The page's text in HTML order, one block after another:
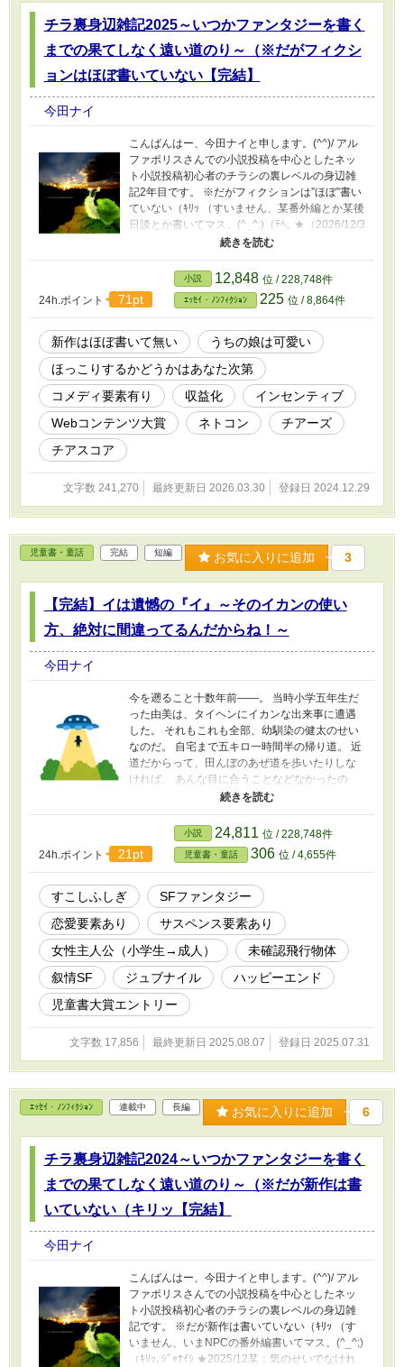
話投稿で完結済みです。ご愛顧ありがとうござ
いました。(-人-) 表紙絵は荒川図像さんよりお借
りしました。(-人-) https://x.com/Arkw_image
No.42『光』 ※作風が古いです。長タイトルか
がある話には＊を付けてあります。宜しくご検
討ください。 ------------------ 旧題『双竜町の寒空
に飛龍の長鳴きが聞こえる～金の飛龍には王子
様、銀の飛龍にはお姫様～』40枚（16000字）
2006/2 PNイマダ名義 某小説投稿サイトにUP
した短編を、公募用に105枚（42,000字強）に
改稿したものです。 ------------------ 本作品は生成
AI不使用です。 本作品は小説家になろうにも掲
載しています。
チラ裏身辺雑記2025～いつかファンタジーを書く
までの果てしなく遠い道のり～（※だがフィクシ
ョンはほぼ書いていない【完結】
今田ナイ
こんばんはー、今田ナイと申します。(^^)/ アル
ファポリスさんでの小説投稿を中心としたネッ
ト小説投稿初心者のチラシの裏レベルの身辺雑
記2年目です。 ※だがフィクションは”ほぼ”書い
ていない（ｷﾘｯ （すいません、某番外編とか某後
日談とか書いてマス。(^_^;)（ﾃﾍ｡ ★（2026/12/3
付）いいね＆お気に入り、ありがとうございま
す。気が付いたらいいねがすごい増えてまし
た。(-人-) ※これといって役に立つ内容は何一つ
書かれていないです。(^_^;) ※おかーさんが台所
から語り掛けるような文体で酷いです。平にご
容赦くださいませ。m(_ _)m ※結果的に、各種
Webコンテンツ大賞に向けて昔書いた作品を投
稿し続けるおかーさんの実録物（？）の様相を
呈してきました（なろうさんのネトコン等に浮
気もしています（爆 ※基本的に不定期ですが、
月末月初や何かを投稿している時などは実況風
の記事を書いています。 ※長くて使い勝手が悪
くなってきたので、一年毎に区切ることにしま
ヒーヒー言っている時があるので念の為にR15
ほぼ書いて無い うちの娘は可愛い ほっこりする
かどうかはあなた次第 サブカル おかーさんの浅
知恵 スコア インセンティブ コメディ要素有り
ネット小説大賞 Webコンテンツ大賞 拝金主義
---------- ※小説家になろうにもチラ裏別館があり
ますが、あちらはあちらで独立しています。一
部、同じ記事の転載がありますのでご注意くだ
さいませ。(-人-) ---------- 本作品は生成AI不使用
24h.ポイント 71pt
小説 12,848 位 / 228,748件
ｴｯｾｲ・ﾉﾝﾌｨｸｼｮﾝ 225 位 / 8,864件
新作はほぼ書いて無い
うちの娘は可愛い
ほっこりするかどうかはあなた次第
コメディ要素有り
収益化
インセンティブ
Webコンテンツ大賞
ネトコン
チアーズ
チアスコア
文字数 241,270 最終更新日 2026.03.30 登録日 2024.12.29
児童書・童話 完結 短編 お気に入りに追加 3
【完結】イは遺憾の『イ』～そのイカンの使い
方、絶対に間違ってるんだからね！～
今田ナイ
今を遡ること十数年前――。 当時小学五年生だ
った由美は、タイヘンにイカンな出来事に遭遇
した。 それもこれも全部、幼馴染の健太のせい
なのだ。 自宅まで五キロ一時間半の帰り道。 近
道だからって、田んぼのあぜ道を歩いたりしな
ければ、 あんな目に合うことなどなかったの
に。 里山の天辺に突き刺さった、 銀色の何かを
探しに里山を登る羽目になるなんて――。
2025/8/18付：お気に入りが増えてる……だと⁉
Σ(^_^;) お読み頂き、ありがとうございます。(-
人-) ※すいませんとにかく作風が古いのです。
平にご容赦ください。(-人-) ※R指定無し。大人
ヒロインが子供時代を振り返っており、ほんの
り恋愛風味です。 ※これはSFとは呼べません、
すこしふしぎです。あるいはSFファンタジー
（？）的な何かです。 ※毎年児童書大賞にエン
トリーする予定です（ライト文芸とかの方が正
しいかも？） -------------- 旧題『イは遺憾の
『イ』』42枚（約1万6千字）2007/4 PNイマ
ダ名義 ※某小説投稿サイトのお題企画で書いた
生成AI不使用です。 本作品は小説家になろうに
24h.ポイント 21pt
小説 24,811 位 / 228,748件
児童書・童話 306 位 / 4,655件
すこしふしぎ
SFファンタジー
恋愛要素あり
サスペンス要素あり
女性主人公（小学生→成人）
未確認飛行物体
叙情SF
ジュブナイル
ハッピーエンド
児童書大賞エントリー
文字数 17,856 最終更新日 2025.08.07 登録日 2025.07.31
ｴｯｾｲ・ﾉﾝﾌｨｸｼｮﾝ 連載中 長編 お気に入りに追加 6
チラ裏身辺雑記2024～いつかファンタジーを書く
までの果てしなく遠い道のり～（※だが新作は書
いていない（キリッ【完結】
今田ナイ
こんばんはー、今田ナイと申します。(^^)/ アル
ファポリスさんでの小説投稿を中心としたネッ
ト小説投稿初心者のチラシの裏レベルの身辺雑
記です。 ※だが新作は書いていない（ｷﾘｯ （す
いません、いまNPCの番外編書いてマス。(^_^;)
（ｷﾘｯ､ｼﾞｬﾅｲｼ ★2025/12某：気のせいでなけれ